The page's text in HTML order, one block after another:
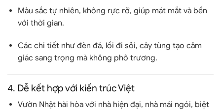
Màu sắc tự nhiên, không rực rỡ, giúp mát mắt và bền
với thời gian.
Các chi tiết như đèn đá, lối đi sỏi, cây tùng tạo cảm
giác sang trọng mà không phô trương.
4. Dễ kết hợp với kiến trúc Việt
Vườn Nhật hài hòa với nhà hiện đại, nhà mái ngói, biệt